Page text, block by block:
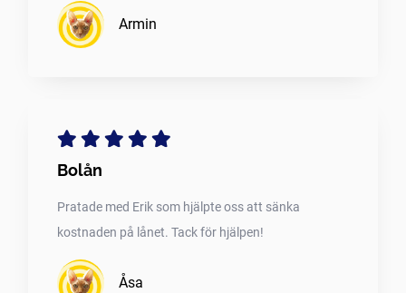
Armin
Bolån
Pratade med Erik som hjälpte oss att sänka
kostnaden på lånet. Tack för hjälpen!
Åsa